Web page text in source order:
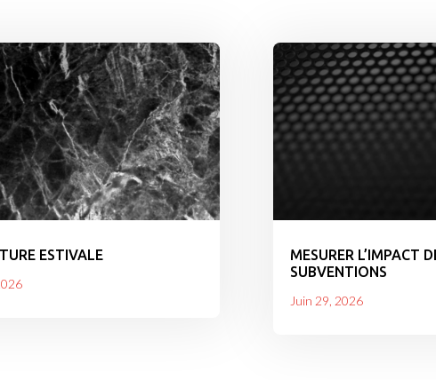
ESTIVALE
MESURER L’IMPACT
SUBVENTIONS
Juin 29, 2026